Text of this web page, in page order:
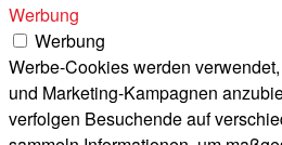
Werbung
Werbung
Werbe-Cookies werden
und Marketing-Kampagnen
verfolgen Besuchende auf